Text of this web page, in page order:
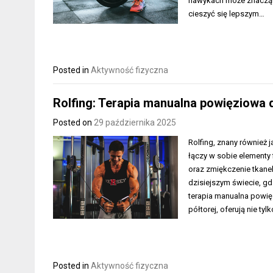
cieszyć się lepszym…
Posted in Aktywność fizyczna
Rolfing: Terapia manualna
Posted on 29 października 2025
Rolfing, znany również
łączy w sobie
oraz zmiękczenie
dzisiejszym świecie,
terapia manualna
półtorej, oferują nie
Posted in Aktywność fizyczna